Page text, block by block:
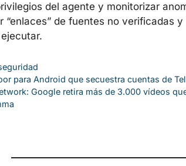
del agente y monitorizar
“enlaces” de fuentes no verificadas
para Android que secuestra cuentas de
Google retira más de 3.000 vídeos